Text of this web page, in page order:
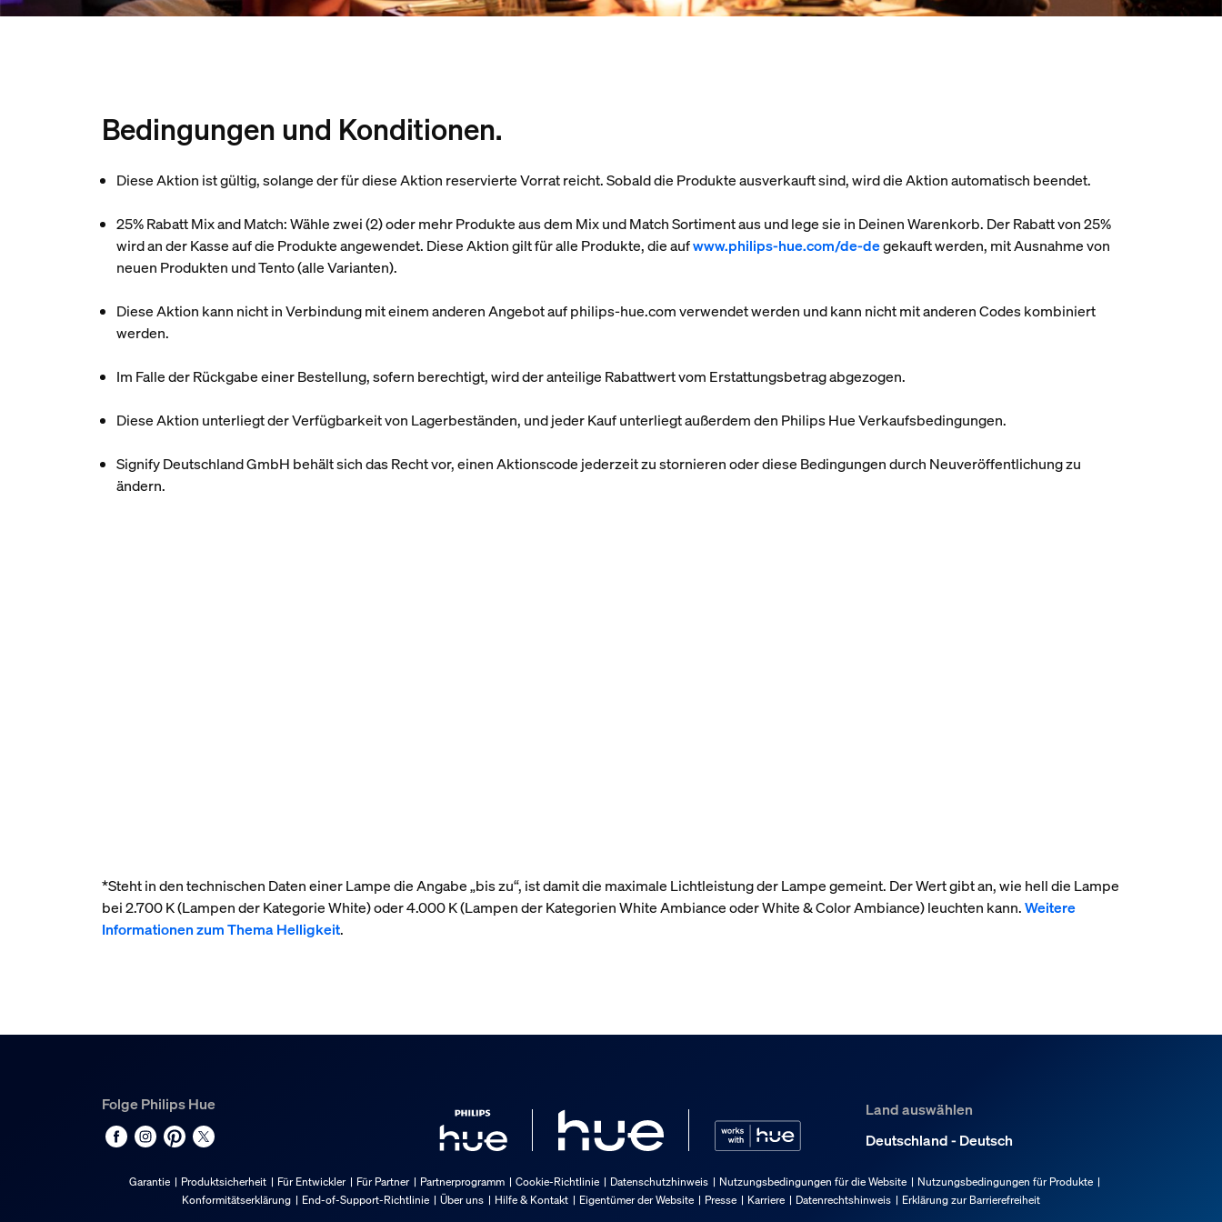
Bedingungen und Konditionen.
Diese Aktion ist gültig, solange der für diese Aktion reservierte Vorrat reicht. Sobald die Produkte ausverkauft sind, wird die Aktion automatisch beendet.
25% Rabatt Mix and Match: Wähle zwei (2) oder mehr Produkte aus dem Mix und Match Sortiment aus und lege sie in Deinen Warenkorb. Der Rabatt von 25%
wird an der Kasse auf die Produkte angewendet. Diese Aktion gilt für alle Produkte, die aufwww.philips-hue.com/de-degekauft werden, mit Ausnahme von
neuen Produkten und Tento (alle Varianten).
Diese Aktion kann nicht in Verbindung mit einem anderen Angebot auf philips-hue.com verwendet werden und kann nicht mit anderen Codes kombiniert
werden.
Im Falle der Rückgabe einer Bestellung, sofern berechtigt, wird der anteilige Rabattwert vom Erstattungsbetrag abgezogen.
Diese Aktion unterliegt der Verfügbarkeit von Lagerbeständen, und jeder Kauf unterliegt außerdem den Philips Hue Verkaufsbedingungen.
Signify Deutschland GmbH behält sich das Recht vor, einen Aktionscode jederzeit zu stornieren oder diese Bedingungen durch Neuveröffentlichung zu
ändern.
*Steht in den technischen Daten einer Lampe die Angabe „bis zu“, ist damit die maximale Lichtleistung der Lampe gemeint. Der Wert gibt an, wie hell die Lampe
bei 2.700 K (Lampen der Kategorie White) oder 4.000 K (Lampen der Kategorien White Ambiance oder White & Color Ambiance) leuchten kann.Weitere
Informationen zum Thema Helligkeit.
Folge Philips Hue
Land auswählen
Deutschland - Deutsch
Garantie Produktsicherheit Für Entwickler Für Partner Partnerprogramm Cookie-Richtlinie Datenschutzhinweis Nutzungsbedingungen für die Website
Nutzungsbedingungen für Produkte
Konformitätserklärung
End-of-Support-Richtlinie Über uns Hilfe & Kontakt Eigentümer der Website Presse Karriere Datenrechtshinweis Erklärung zur Barrierefreiheit